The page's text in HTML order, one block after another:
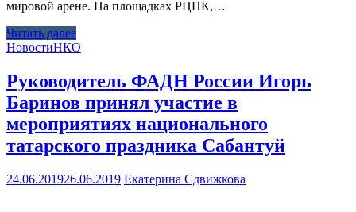
мировой арене. На площадках РЦНК,…
Читать далее
НовостиНКО
Руководитель ФАДН России Игорь
Баринов принял участие в
мероприятиях национального
татарского праздника Сабантуй
24.06.201926.06.2019 Екатерина Сдвижкова